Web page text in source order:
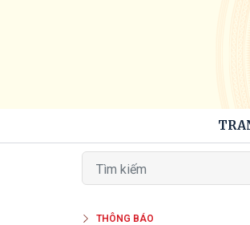
THÔNG BÁO